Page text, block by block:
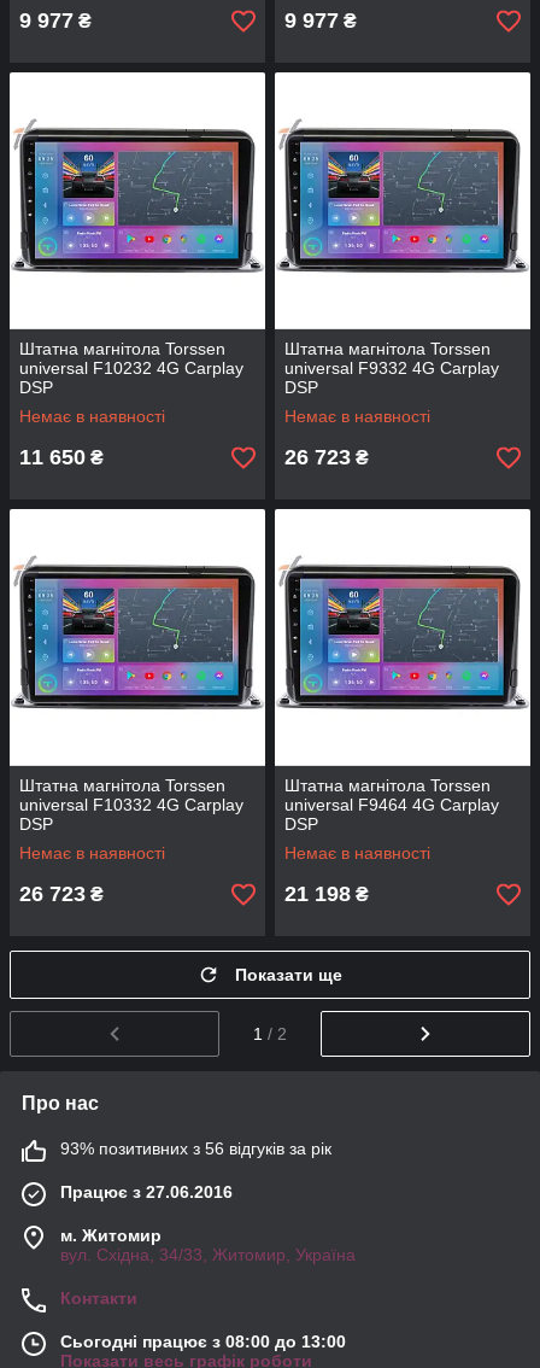
9 977 ₴ 9 977 ₴
Штатна магнітола Torssen
universal F10232 4G Carplay
DSP
Немає в наявності
11 650 ₴
Штатна магнітола Torssen
universal F9332 4G Carplay
DSP
Немає в наявності
26 723 ₴
Штатна магнітола Torssen
universal F10332 4G Carplay
DSP
Немає в наявності
26 723 ₴
Штатна магнітола Torssen
universal F9464 4G Carplay
DSP
Немає в наявності
21 198 ₴
Показати ще
1 / 2
Про нас
93% позитивних з 56 відгуків за рік
Працює з 27.06.2016
м. Житомир
вул. Східна, 34/33, Житомир, Україна
Контакти
Сьогодні працює з 08:00 до 13:00
Показати весь графік роботи